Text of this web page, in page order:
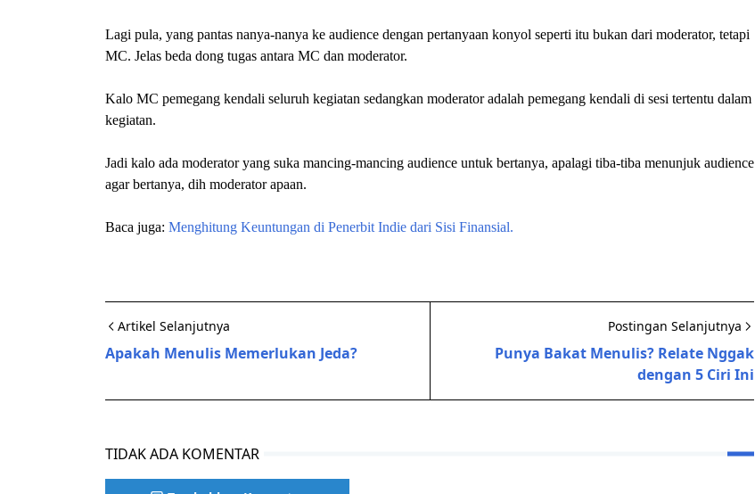
Lagi pula, yang pantas nanya-nanya ke audience dengan pertanyaan konyol seperti itu bukan dari moderator, tetapi
MC. Jelas beda dong tugas antara MC dan moderator.
Kalo MC pemegang kendali seluruh kegiatan sedangkan moderator adalah pemegang kendali di sesi tertentu dalam
kegiatan.
Jadi kalo ada moderator yang suka mancing-mancing audience untuk bertanya, apalagi tiba-tiba menunjuk audience
agar bertanya, dih moderator apaan.
Baca juga: Menghitung Keuntungan di Penerbit Indie dari Sisi Finansial.
Artikel Selanjutnya
Apakah Menulis Memerlukan Jeda?
Postingan Selanjutnya
Punya Bakat Menulis? Relate Nggak
dengan 5 Ciri Ini
TIDAK ADA KOMENTAR